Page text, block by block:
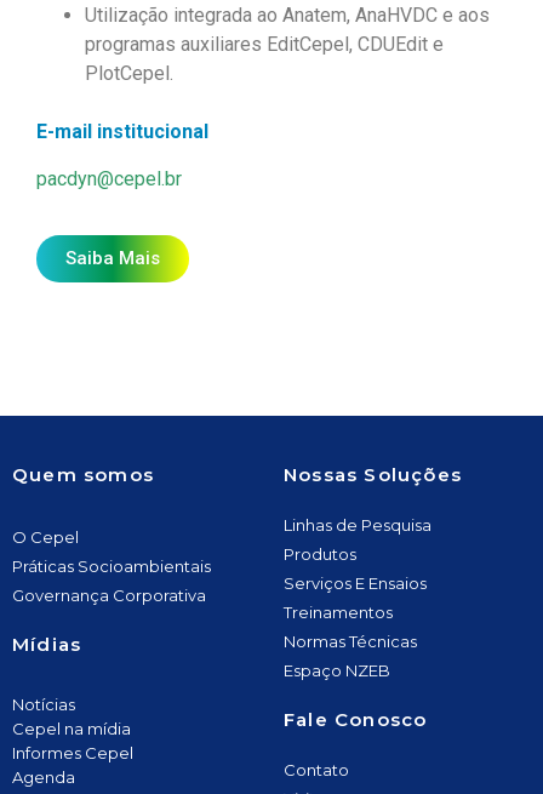
Utilização integrada ao Anatem, AnaHVDC e aos
programas auxiliares EditCepel, CDUEdit e
PlotCepel.
E-mail institucional
pacdyn@cepel.br
Saiba Mais
Quem somos
O Cepel
Práticas Socioambientais
Governança Corporativa
Mídias
Notícias
Cepel na mídia
Informes Cepel
Agenda
Nossas Soluções
Linhas de Pesquisa
Produtos
Serviços E Ensaios
Treinamentos
Normas Técnicas
Espaço NZEB
Fale Conosco
Contato